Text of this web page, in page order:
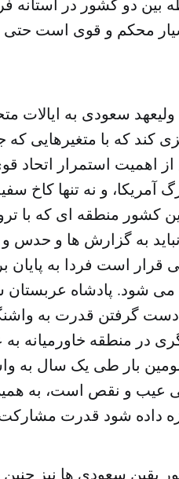
بین دو کشور در
محکم و قوی است حتی
سعودی به ایالات
کند که با متغیرهایی
اهمیت استمرار اتحاد
و نه تنها کاخ
کشور منطقه ای که با
به گزارش ها و حدس
قرار است فردا به پایان
شود. پادشاه عربستان
دست گرفتن قدرت به
در منطقه خاورمیانه
بار طی یک سال به
عیب و نقص است، به
سعودی ها نیز چنین